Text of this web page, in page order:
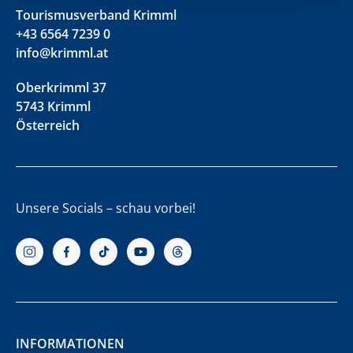
Tourismusverband Krimml
+43 6564 7239 0
info@krimml.at
Oberkrimml 37
5743 Krimml
Österreich
Unsere Socials – schau vorbei!
INFORMATIONEN